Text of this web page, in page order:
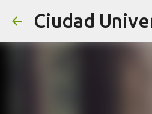
Ciudad